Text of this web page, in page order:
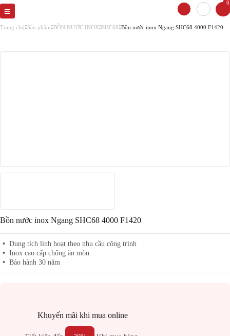
0
Trang chủ Sản phẩm BỒN NƯỚC INOX SHC68 Bồn nước inox Ngang SHC68 4000 F1420
Bồn nước inox Ngang SHC68 4000 F1420
Dung tích linh hoạt theo nhu cầu công trình
Inox cao cấp chống ăn mòn
Bảo hành 30 năm
Khuyến mãi khi mua online